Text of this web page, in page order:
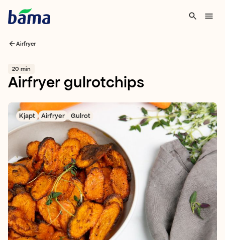
Airfryer
20 min
Airfryer gulrotchips
Kjapt Airfryer Gulrot